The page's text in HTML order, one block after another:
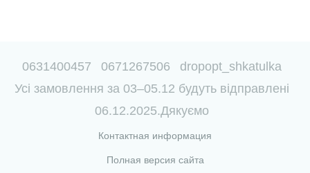
0631400457 0671267506
dropopt_shkatulka
Усі замовлення за 03–05.12 будуть відправлені
06.12.2025.Дякуємо
Контактная информация
Полная версия сайта